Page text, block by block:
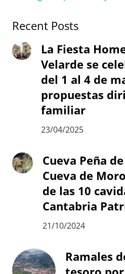
Recent Posts
La Fiesta
Velarde se
del 1 al 4 de
propuestas
familiar
23/04/2025
Cueva Peña
Cueva de
de las 10
Cantabria
21/10/2024
Ramales